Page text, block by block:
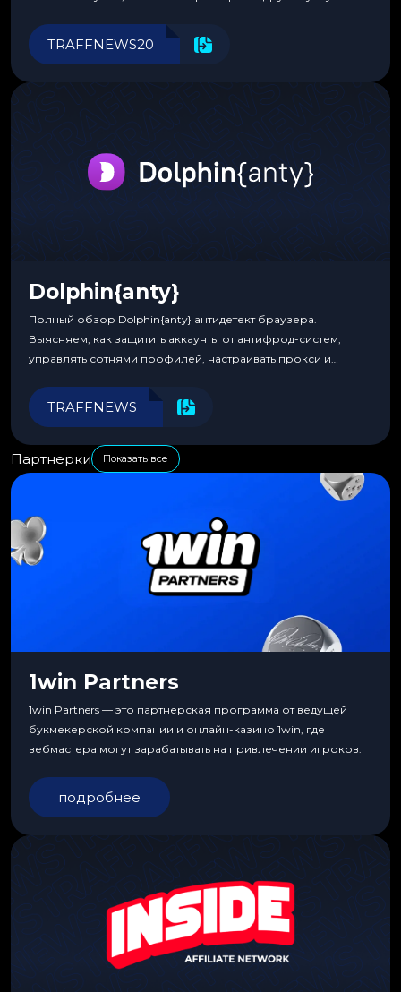
инструменты для управления финансами.
TRAFFNEWS20
Dolphin{anty}
Полный обзор Dolphin{anty} антидетект браузера.
Выясняем, как защитить аккаунты от антифрод-систем,
управлять сотнями профилей, настраивать прокси и
эффективности.
TRAFFNEWS
Партнерки Показать все
1win Partners
1win Partners — это партнерская программа от ведущей
букмекерской компании и онлайн-казино 1win, где
вебмастера могут зарабатывать на привлечении игроков.
подробнее